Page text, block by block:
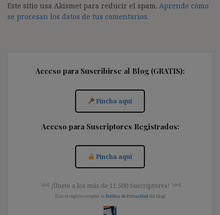
Este sitio usa Akismet para reducir el spam. Aprende cómo
se procesan los datos de tus comentarios.
Acceso para Suscribirse al Blog (GRATIS):
Pincha aquí
Acceso para Suscriptores Registrados:
Pincha aquí
༺ ¡Únete a los más de 11.500 Suscriptores! ༺
[Con el registro aceptas la Política de Privacidad del blog]